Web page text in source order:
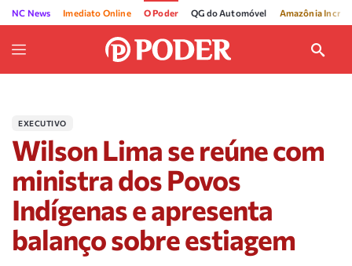
NC News Imediato Online O Poder QG do Automóvel Amazônia
EXECUTIVO
Wilson Lima se reúne com
ministra dos Povos
Indígenas e apresenta
balanço sobre estiagem